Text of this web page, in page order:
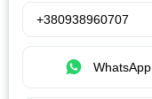
+380938960707
WhatsApp